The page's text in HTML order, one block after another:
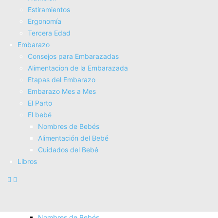
Estiramientos
Ergonomí­a
Tercera Edad
Embarazo
Consejos para Embarazadas
Alimentacion de la Embarazada
Etapas del Embarazo
Embarazo Mes a Mes
El Parto
El bebé
Nombres de Bebés
Alimentación del Bebé
Cuidados del Bebé
Libros
Electroterapia
Tratamientos
Masajes
SUPERALIMENTOS
Salud
Consejos sobre salud
Actividad Fí­sica
Nutrición
Estiramientos
Ergonomí­a
Tercera Edad
Embarazo
Consejos para Embarazadas
Alimentacion de la Embarazada